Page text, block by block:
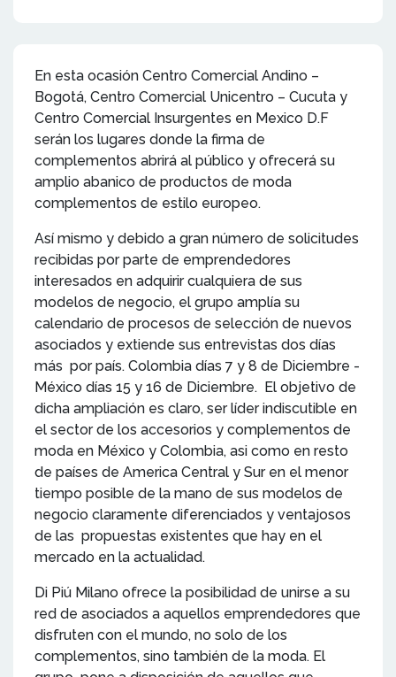
En esta ocasión Centro Comercial Andino –
Bogotá, Centro Comercial Unicentro – Cucuta y
Centro Comercial Insurgentes en Mexico D.F
serán los lugares donde la firma de
complementos abrirá al público y ofrecerá su
amplio abanico de productos de moda
complementos de estilo europeo.
Así mismo y debido a gran número de solicitudes
recibidas por parte de emprendedores
interesados en adquirir cualquiera de sus
modelos de negocio, el grupo amplía su
calendario de procesos de selección de nuevos
asociados y extiende sus entrevistas dos días
más por país. Colombia días 7 y 8 de Diciembre -
México días 15 y 16 de Diciembre. El objetivo de
dicha ampliación es claro, ser líder indiscutible en
el sector de los accesorios y complementos de
moda en México y Colombia, asi como en resto
de países de America Central y Sur en el menor
tiempo posible de la mano de sus modelos de
negocio claramente diferenciados y ventajosos
de las propuestas existentes que hay en el
mercado en la actualidad.
Di Piú Milano ofrece la posibilidad de unirse a su
red de asociados a aquellos emprendedores que
disfruten con el mundo, no solo de los
complementos, sino también de la moda. El